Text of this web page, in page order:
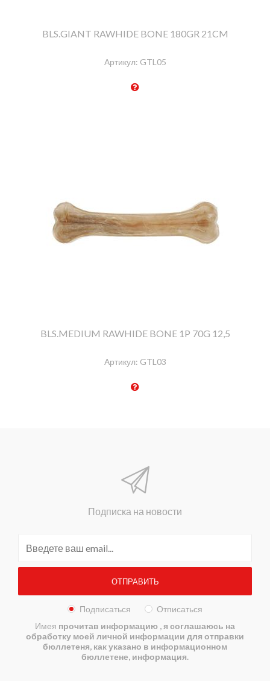
BLS.GIANT RAWHIDE BONE 180GR 21CM
Артикул: GTL05
BLS.MEDIUM RAWHIDE BONE 1P 70G 12,5
Артикул: GTL03
Подписка на новости
Подписаться
Отписаться
Имея прочитав информацию , я соглашаюсь на
обработку моей личной информации для отправки
бюллетеня, как указано в информационном
бюллетене, информация.